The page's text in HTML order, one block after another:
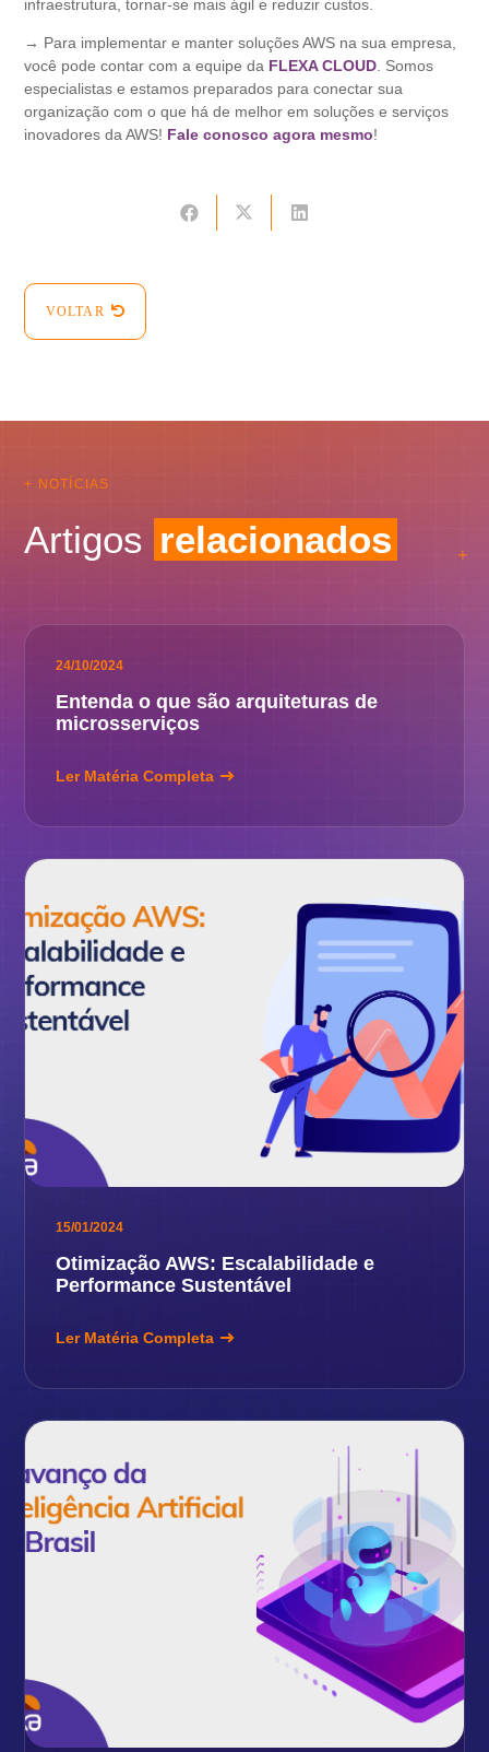
infraestrutura, tornar-se mais ágil e reduzir custos.
→ Para implementar e manter soluções AWS na sua empresa,
você pode contar com a equipe da FLEXA CLOUD . Somos
especialistas e estamos preparados para conectar sua
organização com o que há de melhor em soluções e serviços
inovadores da AWS! Fale conosco agora mesmo!
VOLTAR
+ NOTÍCIAS
Artigos relacionados
24/10/2024
Entenda o que são arquiteturas de
microsserviços
Ler Matéria Completa
15/01/2024
Otimização AWS: Escalabilidade e
Performance Sustentável
Ler Matéria Completa